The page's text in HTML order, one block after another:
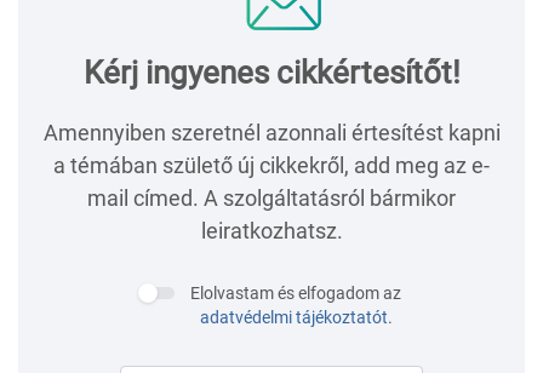
Kérj ingyenes cikkértesítőt!
Amennyiben szeretnél azonnali értesítést kapni
a témában születő új cikkekről, add meg az e-
mail címed. A szolgáltatásról bármikor
leiratkozhatsz.
Elolvastam és elfogadom az
adatvédelmi tájékoztatót.